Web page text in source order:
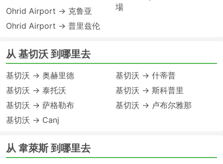
Ohrid Airport → 克鲁亚
Ohrid Airport → 普里兹伦
場
从 基切沃 到哪里去
基切沃 → 奥赫里德
基切沃 → 泰托沃
基切沃 → 萨格勒布
基切沃 → Canj
基切沃 → 什蒂普
基切沃 → 斯科普里
基切沃 → 卢布尔雅那
从 韋萊斯 到哪里去